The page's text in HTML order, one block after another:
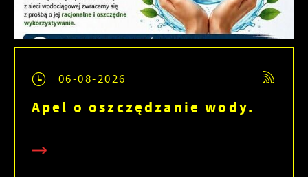
06-08-2026
Apel o oszczędzanie wody.